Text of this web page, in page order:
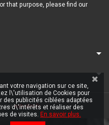
that purpose, please find our
paresh-dev.fr
votre navigation sur ce site,
l\'utilisation de Cookies pour
des publicités ciblées adaptées
d\'intérêts et réaliser des
de visites. En savoir plus.